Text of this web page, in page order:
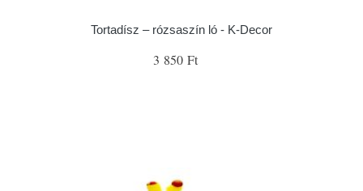
Tortadísz – rózsaszín ló - K-Decor
3 850 Ft